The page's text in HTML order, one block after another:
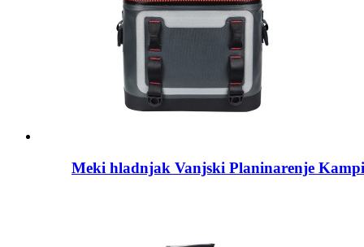
Meki hladnjak Vanjski Planinarenje